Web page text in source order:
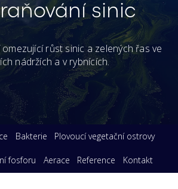
sinic
růst sinic a zelených řas ve
nádržích a v rybnících.
Bakterie Plovoucí vegetační ostrovy
fosforu Aerace Reference Kontakt